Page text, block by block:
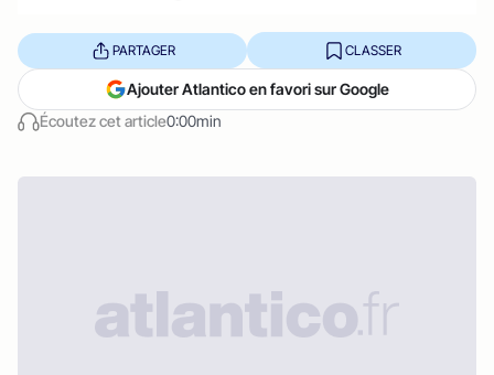
Écoutez cet article0:00min
PARTAGER CLASSER
Ajouter Atlantico en favori sur Google